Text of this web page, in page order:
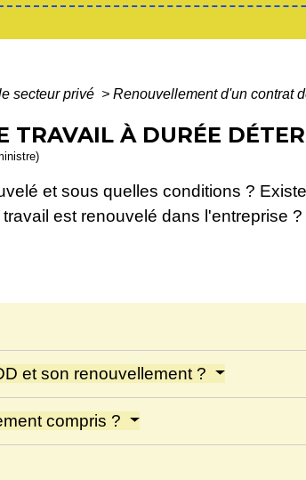
secteur privé > Renouvellement d'un contrat
TRAVAIL À DURÉE
et sous quelles conditions ?
est renouvelé dans l'entreprise
et son renouvellement ?
compris ?